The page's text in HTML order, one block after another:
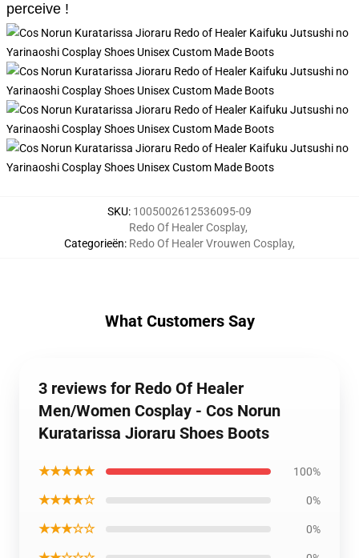
perceive !
SKU: 1005002612536095-09
Categorieën:
Redo Of Healer Cosplay,
Redo Of Healer Vrouwen Cosplay,
What Customers Say
3 reviews for Redo Of Healer
Men/Women Cosplay - Cos Norun
Kuratarissa Jioraru Shoes Boots
★★★★★ 100%
★★★★☆ 0%
★★★☆☆ 0%